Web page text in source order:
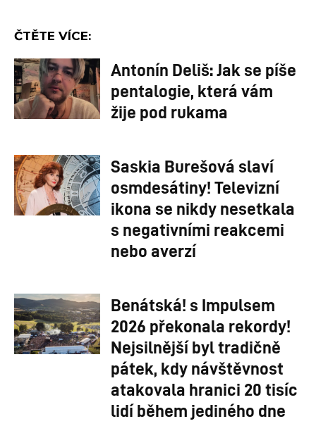
ČTĚTE VÍCE:
Antonín Deliš: Jak se píše
pentalogie, která vám
žije pod rukama
Saskia Burešová slaví
osmdesátiny! Televizní
ikona se nikdy nesetkala
s negativními reakcemi
nebo averzí
Benátská! s Impulsem
2026 překonala rekordy!
Nejsilnější byl tradičně
pátek, kdy návštěvnost
atakovala hranici 20 tisíc
lidí během jediného dne